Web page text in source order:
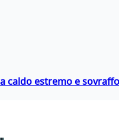
caldo estremo e